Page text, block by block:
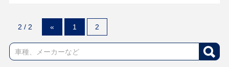
2 / 2 « 1 2